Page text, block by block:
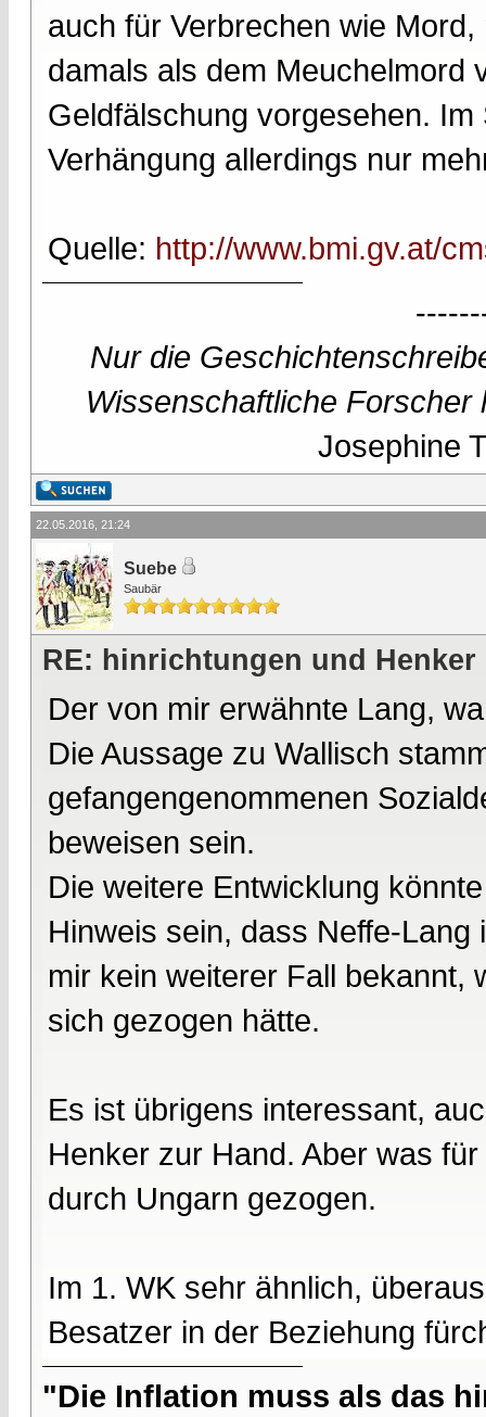
auch für Verbrechen wie
damals als dem Meuchelmord
Geldfälschung vorgesehen.
Verhängung allerdings nur
Quelle: http://www.bmi.gv.at/
Nur die
Wissenschaftliche
Josephine
22.05.2016, 21:24
Suebe
Saubär
RE: hinrichtungen und Henker
Der von mir erwähnte Lang,
Die Aussage zu Wallisch
gefangengenommenen
beweisen sein.
Die weitere Entwicklung
Hinweis sein, dass Neffe-
mir kein weiterer Fall bekannt,
sich gezogen hätte.
Es ist übrigens interessant,
Henker zur Hand. Aber was
durch Ungarn gezogen.
Im 1. WK sehr ähnlich,
Besatzer in der Beziehung
"Die Inflation muss als das